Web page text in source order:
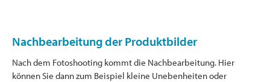
Nachbearbeitung der Produktbilder
Nach dem Fotoshooting kommt die Nachbearbeitung. Hier
können Sie dann zum Beispiel kleine Unebenheiten oder